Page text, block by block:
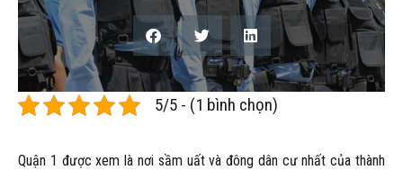
5/5 - (1 bình chọn)
Quận 1 được xem là nơi sầm uất và đông dân cư nhất của thành